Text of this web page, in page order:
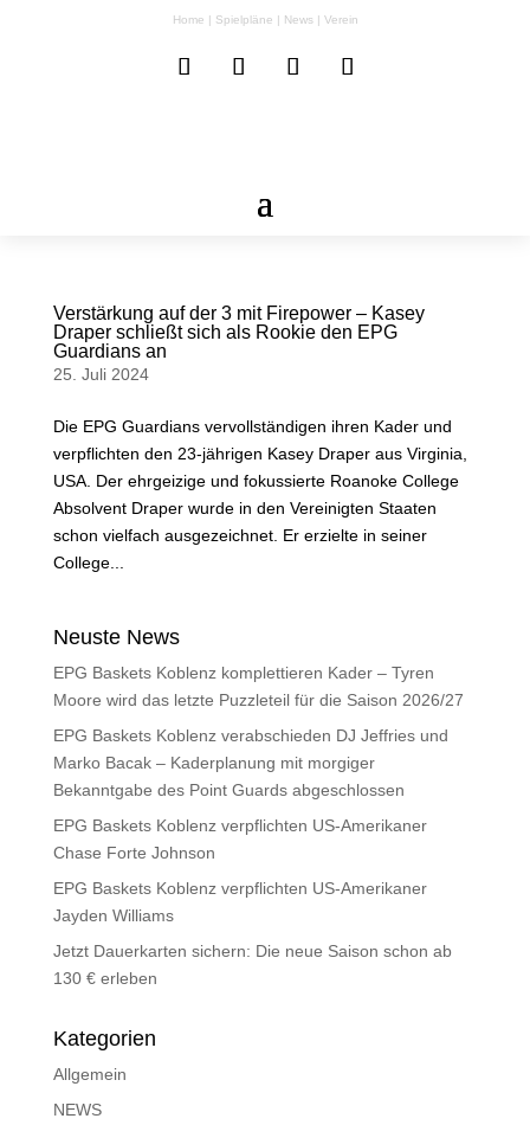
Home | Spielpläne | News| Verein
Verstärkung auf der 3 mit Firepower – Kasey
Draper schließt sich als Rookie den EPG
Guardians an
25. Juli 2024
Die EPG Guardians vervollständigen ihren Kader und
verpflichten den 23-jährigen Kasey Draper aus Virginia,
USA. Der ehrgeizige und fokussierte Roanoke College
Absolvent Draper wurde in den Vereinigten Staaten
schon vielfach ausgezeichnet. Er erzielte in seiner
College...
Neuste News
EPG Baskets Koblenz komplettieren Kader – Tyren
Moore wird das letzte Puzzleteil für die Saison 2026/27
EPG Baskets Koblenz verabschieden DJ Jeffries und
Marko Bacak – Kaderplanung mit morgiger
Bekanntgabe des Point Guards abgeschlossen
EPG Baskets Koblenz verpflichten US-Amerikaner
Chase Forte Johnson
EPG Baskets Koblenz verpflichten US-Amerikaner
Jayden Williams
Jetzt Dauerkarten sichern: Die neue Saison schon ab
130 € erleben
Kategorien
Allgemein
NEWS